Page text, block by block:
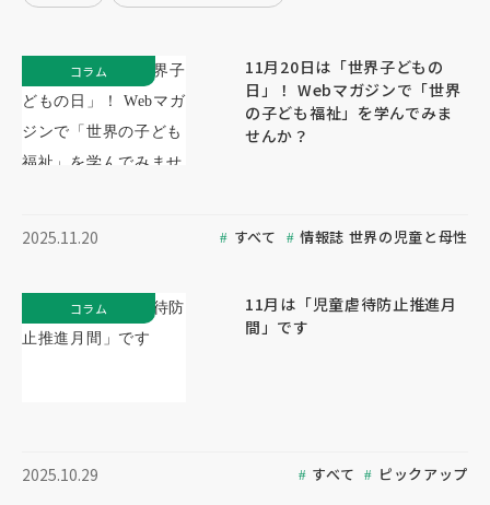
11月20日は「世界子どもの
日」！ Webマガジンで「世界
の子ども福祉」を学んでみま
せんか？
2025.11.20 すべて 情報誌 世界の児童と母性
コラム
11月は「児童虐待防止推進月
間」です
2025.10.29 すべて ピックアップ
コラム